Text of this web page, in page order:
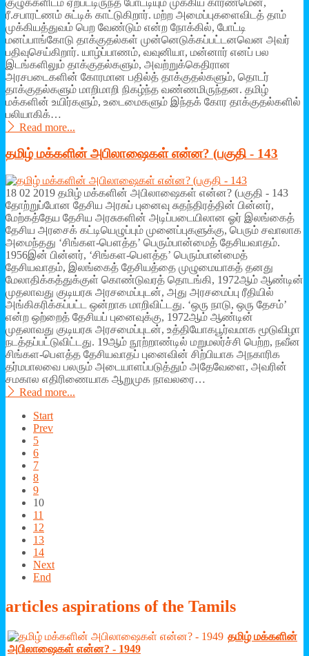
ரீ.சபாரட்ணம் சுட்டிக் காட்டுகிறார். மற்ற அமைப்புகளைவிடத் தாம்
முக்கியத்துவம் பெற வேண்டும் என்ற நோக்கில், போட்டி
மனப்பாங்கோடு தாக்குதல்கள் முன்னெடுக்கப்பட்டனவென அவர்
பதிவுசெய்கிறார். யாழ்ப்பாணம், வவுனியா, மன்னார் எனப் பல
இடங்களிலும் தாக்குதல்களும், அவற்றுக்கெதிரான
அரசபடைகளின் கோரமான பதில்த் தாக்குதல்களும், தொடர்
தாக்குதல்களும் மாறிமாறி நிகழ்ந்த வண்ணமிருந்தன. தமிழ்
மக்களின் உயிர்களும், உடைமைகளும் இந்தக் கோர தாக்குதல்களில்
பலியாகிக்…
Read more...
தமிழ் மக்களின் அபிலாஷைகள் என்ன? (பகுதி - 143
18 02 2019 தமிழ் மக்களின் அபிலாஷைகள் என்ன? (பகுதி - 143
தோற்றுப்போன தேசிய அரசுப் புனைவு சுதந்திரத்தின் பின்னர்,
மேற்கத்தேய தேசிய அரசுகளின் அடிப்படையிலான ஓர் இலங்கைத்
தேசிய அரசைக் கட்டியெழுப்பும் முனைப்புகளுக்கு, பெரும் சவாலாக
அமைந்தது ‘சிங்கள-பௌத்த’ பெரும்பான்மைத் தேசியவாதம்.
1956இன் பின்னர், ‘சிங்கள-பௌத்த’ பெரும்பான்மைத்
தேசியவாதம், இலங்கைத் தேசியத்தை முழுமையாகத் தனது
மேலாதிக்கத்துக்குள் கொண்டுவரத் தொடங்கி, 1972ஆம் ஆண்டின்
முதலாவது குடியரசு அரசமைப்புடன், அது அரசமைப்பு ரீதியில்
அங்கிகரிக்கப்பட்ட ஒன்றாக மாறிவிட்டது. ‘ஒரு நாடு, ஒரு தேசம்’
என்ற ஒற்றைத் தேசியப் புனைவுக்கு, 1972ஆம் ஆண்டின்
முதலாவது குடியரசு அரசமைப்புடன், உத்தியோகபூர்வமாக மூடுவிழா
நடத்தப்பட்டுவிட்டது. 19ஆம் நூற்றாண்டில் மறுமலர்ச்சி பெற்ற, நவீன
சிங்கள-பௌத்த தேசியவாதப் புனைவின் சிற்பியாக அநகாரிக
தர்மபாலவை பலரும் அடையாளப்படுத்தும் அதேவேளை, அவரின்
சமகால எதிரிணையாக ஆறுமுக நாவலரை…
Read more...
Start
Prev
5
6
7
8
9
10
11
12
13
14
Next
End
articles aspirations of the Tamils
தமிழ் மக்களின்
அபிலாஷைகள் என்ன? - 1949